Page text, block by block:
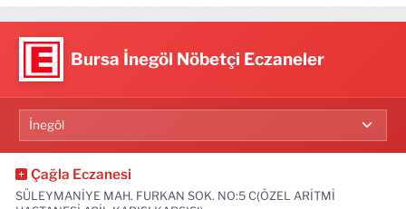
Bursa İnegöl Nöbetçi Eczaneler
Çağla Eczanesi
SÜLEYMANİYE MAH. FURKAN SOK. NO:5 C(ÖZEL ARİTMİ